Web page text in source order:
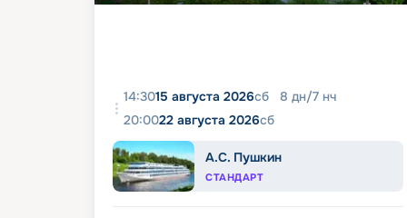
14:3015 августа 2026сб 8 дн/7 нч
20:0022 августа 2026сб
А.С. Пушкин
СТАНДАРТ